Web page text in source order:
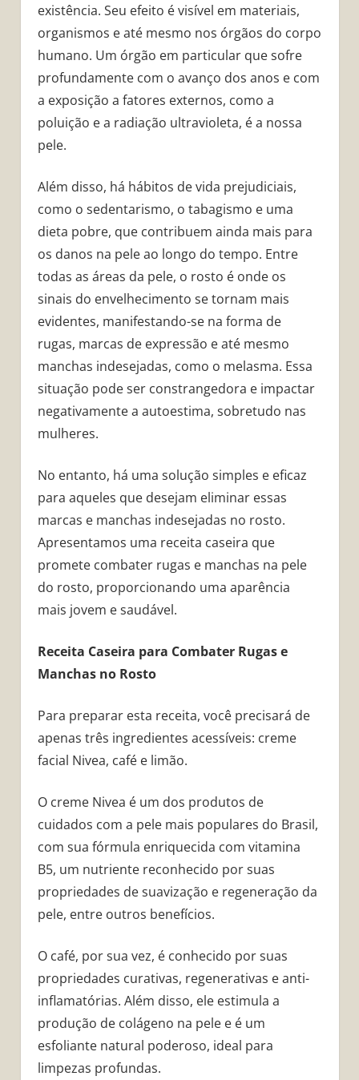
existência. Seu efeito é visível em materiais,
organismos e até mesmo nos órgãos do corpo
humano. Um órgão em particular que sofre
profundamente com o avanço dos anos e com
a exposição a fatores externos, como a
poluição e a radiação ultravioleta, é a nossa
pele.
Além disso, há hábitos de vida prejudiciais,
como o sedentarismo, o tabagismo e uma
dieta pobre, que contribuem ainda mais para
os danos na pele ao longo do tempo. Entre
todas as áreas da pele, o rosto é onde os
sinais do envelhecimento se tornam mais
evidentes, manifestando-se na forma de
rugas, marcas de expressão e até mesmo
manchas indesejadas, como o melasma. Essa
situação pode ser constrangedora e impactar
negativamente a autoestima, sobretudo nas
mulheres.
No entanto, há uma solução simples e eficaz
para aqueles que desejam eliminar essas
marcas e manchas indesejadas no rosto.
Apresentamos uma receita caseira que
promete combater rugas e manchas na pele
do rosto, proporcionando uma aparência
mais jovem e saudável.
Receita Caseira para Combater Rugas e
Manchas no Rosto
Para preparar esta receita, você precisará de
apenas três ingredientes acessíveis: creme
facial Nivea, café e limão.
O creme Nivea é um dos produtos de
cuidados com a pele mais populares do Brasil,
com sua fórmula enriquecida com vitamina
B5, um nutriente reconhecido por suas
propriedades de suavização e regeneração da
pele, entre outros benefícios.
O café, por sua vez, é conhecido por suas
propriedades curativas, regenerativas e anti-
inflamatórias. Além disso, ele estimula a
produção de colágeno na pele e é um
esfoliante natural poderoso, ideal para
limpezas profundas.